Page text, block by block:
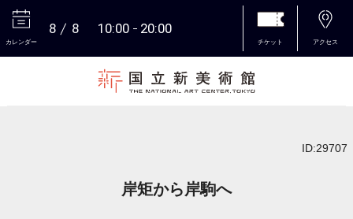
カレンダー
8 8 10:00 20:00
チケット アクセス
ID:29707
岸矩から岸駒へ